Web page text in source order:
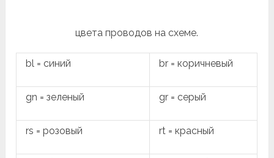
цвета проводов на схеме.
bl = синий br = коричневый
gn = зеленый gr = серый
rs = розовый rt = красный